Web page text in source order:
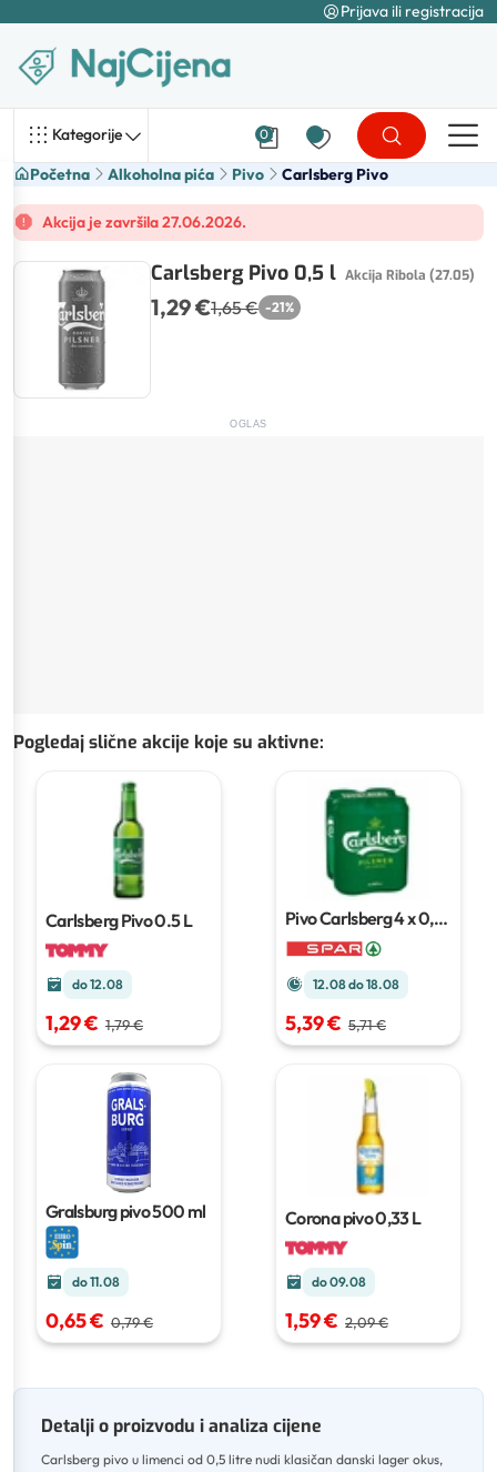
Prijava ili registracija
Kategorije 0
Početna Alkoholna pića Pivo Carlsberg Pivo
Akcija je završila 27.06.2026.
Carlsberg Pivo 0,5 l Akcija Ribola (27.05)
1,29 €1,65 € -21%
OGLAS
Pogledaj slične akcije koje su aktivne:
Carlsberg Pivo0.5 L
do 12.08
1,29 € 1,79 €
Pivo Carlsberg4 x 0,5
L
12.08 do 18.08
5,39 € 5,71 €
Gralsburg pivo500 ml
do 11.08
0,65 € 0,79 €
Corona pivo0,33 L
do 09.08
1,59 € 2,09 €
Detalji o proizvodu i analiza cijene
Carlsberg pivo u limenci od 0,5 litre nudi klasičan danski lager okus,